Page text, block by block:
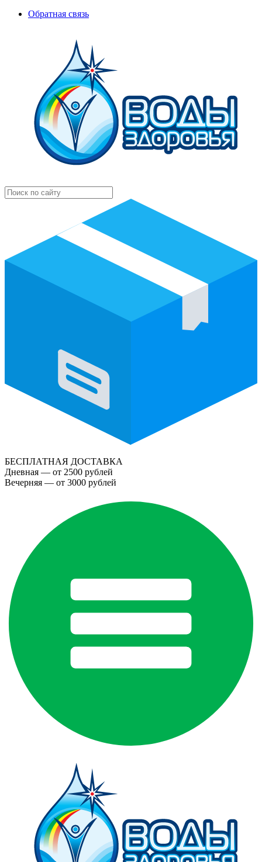
Обратная связь
БЕСПЛАТНАЯ ДОСТАВКА
Дневная — от 2500 рублей
Вечерняя — от 3000 рублей